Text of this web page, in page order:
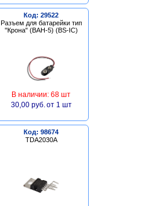
Код: 29522
Разъем для батарейки тип
"Крона" (BAH-5) (BS-IC)
В наличии: 68 шт
30,00 руб. от 1 шт
Код: 98674
TDA2030A